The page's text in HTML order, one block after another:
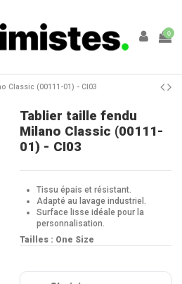
0
Classic (00111-01) - CI03
Tablier taille fendu
Milano Classic (00111-
01) - CI03
Tissu épais et résistant.
Adapté au lavage industriel.
Surface lisse idéale pour la
personnalisation.
Tailles : One Size